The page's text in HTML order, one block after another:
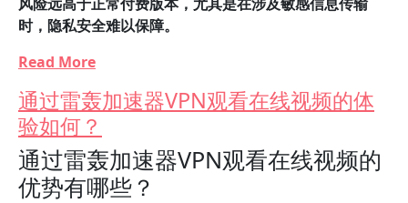
时，隐私安全难以保障。
Read More
通过雷轰加速器VPN观看在线视频的体
验如何？
通过雷轰加速器VPN观看在线视频的
优势有哪些？